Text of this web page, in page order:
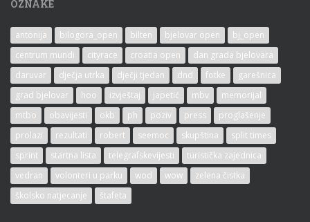
OZNAKE
antonija bilogora_open bilten bjelovar open
bj_open
centrum mundi
cityrace croatia open
dan grada bjelovara
daruvar
dječja utrka dječji tjedan dnd fotke
garešnica
grad bjelovar
hoo izvještaj japetić mbv
memorijal
mtbo
obavijesti okb ph poziv press
proglašenje
prolazi
rezultati robert seemoc skupština
split times
sprint
startna lista telegrafskevijesti
turistička zajednica
vedran
volonteri u parku wod wow
zelena čistka
školsko natjecanje
štafeta